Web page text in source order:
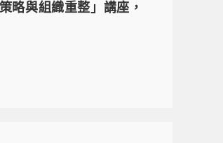
略與組織重整」講座，